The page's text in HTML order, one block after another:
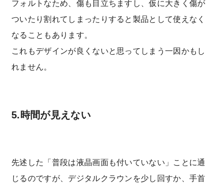
フォルトなため、傷も目立ちますし、仮に大きく傷が
ついたり割れてしまったりすると製品として使えなく
なることもあります。
これもデザインが良くないと思ってしまう一因かもし
れません。
5.時間が見えない
先述した「普段は液晶画面も付いていない」ことに通
じるのですが、デジタルクラウンを少し回すか、手首